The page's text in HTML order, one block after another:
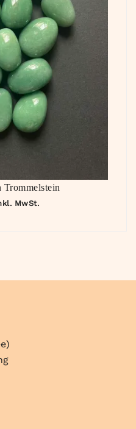
MwSt.